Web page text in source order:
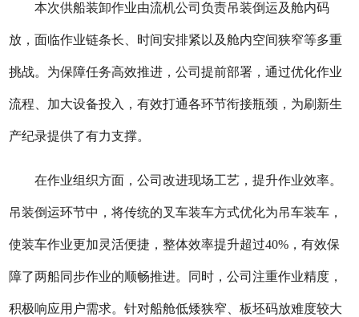
本次供船装卸作业由流机公司负责吊装倒运及舱内码
放，面临作业链条长、时间安排紧以及舱内空间狭窄等多重
挑战。为保障任务高效推进，公司提前部署，通过优化作业
流程、加大设备投入，有效打通各环节衔接瓶颈，为刷新生
产纪录提供了有力支撑。
在作业组织方面，公司改进现场工艺，提升作业效率。
吊装倒运环节中，将传统的叉车装车方式优化为吊车装车，
使装车作业更加灵活便捷，整体效率提升超过40%，有效保
障了两船同步作业的顺畅推进。同时，公司注重作业精度，
积极响应用户需求。针对船舱低矮狭窄、板坯码放难度较大